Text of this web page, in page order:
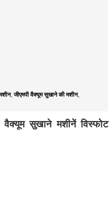
,जीएमपी वैक्यूम सुखाने की मशीन,
वैक्यूम सुखाने मशीनें विस्फोट